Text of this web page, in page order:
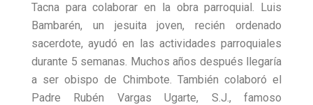
Tacna para colaborar en la obra parroquial. Luis
Bambarén, un jesuita joven, recién ordenado
sacerdote, ayudó en las actividades parroquiales
durante 5 semanas. Muchos años después llegaría
a ser obispo de Chimbote. También colaboró el
Padre Rubén Vargas Ugarte, S.J., famoso